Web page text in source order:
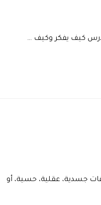
كيف يفكر وكيف …
جسدية، عقلية، حسية، أو